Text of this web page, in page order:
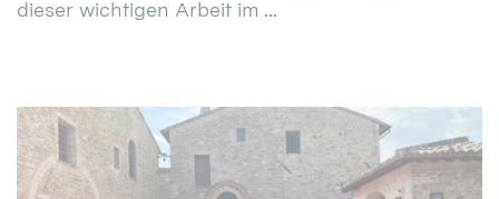
dieser wichtigen Arbeit im ...